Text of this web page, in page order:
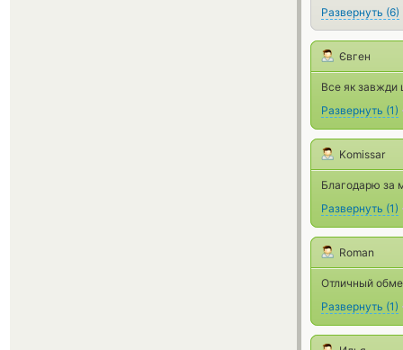
Развернуть (6)
Євген
Все як завжди
Развернуть (1)
Komissar
Благодарю
Развернуть (1)
Roman
Отличный
Развернуть (1)